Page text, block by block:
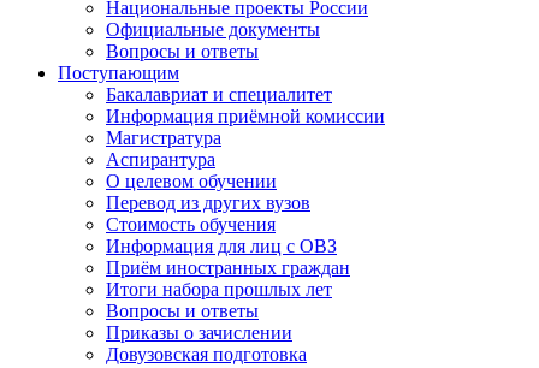
Национальные проекты России
Официальные документы
Вопросы и ответы
Поступающим
Бакалавриат и специалитет
Информация приёмной комиссии
Магистратура
Аспирантура
О целевом обучении
Перевод из других вузов
Стоимость обучения
Информация для лиц с ОВЗ
Приём иностранных граждан
Итоги набора прошлых лет
Вопросы и ответы
Приказы о зачислении
Довузовская подготовка